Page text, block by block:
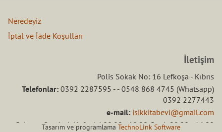
Neredeyiz
İptal ve İade Koşulları
İletişim
Polis Sokak No: 16 Lefkoşa - Kıbrıs
Telefonlar: 0392 2287595 - - 0548 868 4745 (Whatsapp)
0392 2277443
e-mail: isikkitabevi@gmail.com
Çalışma Saatleri: Hafta içi 08.00 - 18.00 Ctesi: 08.00 - 16.00
Tasarım ve programlama TechnoLink Software